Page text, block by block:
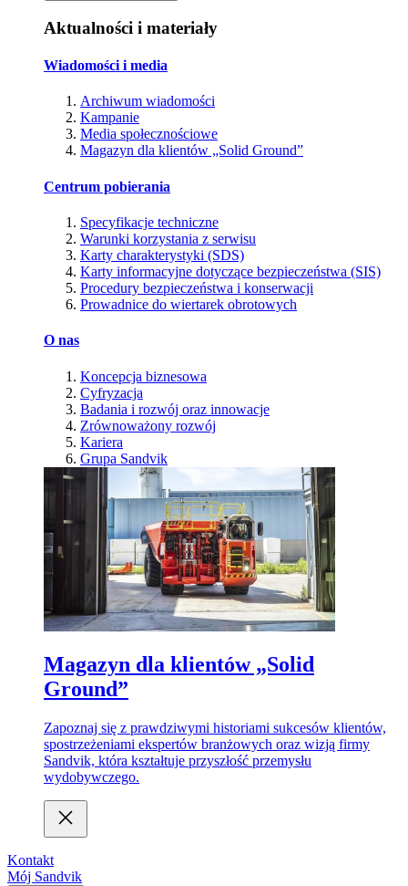
Aktualności i materiały
Wiadomości i media
Archiwum wiadomości
Kampanie
Media społecznościowe
Magazyn dla klientów „Solid Ground”
Centrum pobierania
Specyfikacje techniczne
Warunki korzystania z serwisu
Karty charakterystyki (SDS)
Karty informacyjne dotyczące bezpieczeństwa (SIS)
Procedury bezpieczeństwa i konserwacji
Prowadnice do wiertarek obrotowych
O nas
Koncepcja biznesowa
Cyfryzacja
Badania i rozwój oraz innowacje
Zrównoważony rozwój
Kariera
Grupa Sandvik
Magazyn dla klientów „Solid
Ground”
Zapoznaj się z prawdziwymi historiami sukcesów klientów,
spostrzeżeniami ekspertów branżowych oraz wizją firmy
Sandvik, która kształtuje przyszłość przemysłu
wydobywczego.
Kontakt
Mój Sandvik